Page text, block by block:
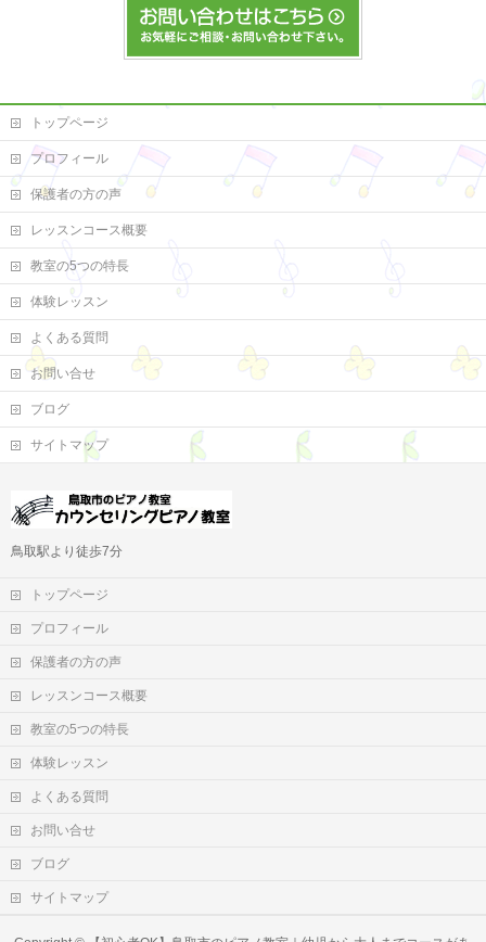
トップページ
プロフィール
保護者の方の声
レッスンコース概要
教室の5つの特長
体験レッスン
よくある質問
お問い合せ
ブログ
サイトマップ
鳥取駅より徒歩7分
トップページ
プロフィール
保護者の方の声
レッスンコース概要
教室の5つの特長
体験レッスン
よくある質問
お問い合せ
ブログ
サイトマップ